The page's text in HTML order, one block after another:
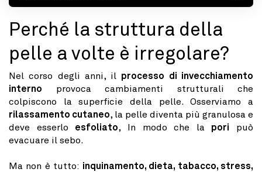
Perché la struttura della
pelle a volte è irregolare?
Nel corso degli anni, il processo di invecchiamento
interno provoca cambiamenti strutturali che
colpiscono la superficie della pelle. Osserviamo a
rilassamento cutaneo, la pelle diventa più granulosa e
deve esserlo esfoliato, In modo che la pori può
evacuare il sebo.
Ma non è tutto: inquinamento, dieta, tabacco, stress,